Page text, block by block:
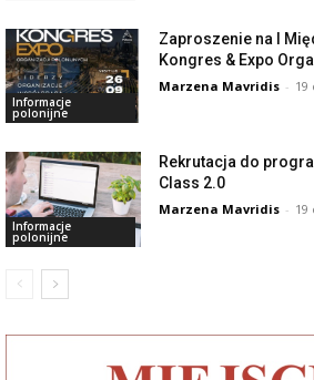
Informacje
polonijne
Zaproszenie na I
Kongres & Expo
Marzena Mavridis - 19
Informacje
polonijne
Rekrutacja do
Class 2.0
Marzena Mavridis - 19